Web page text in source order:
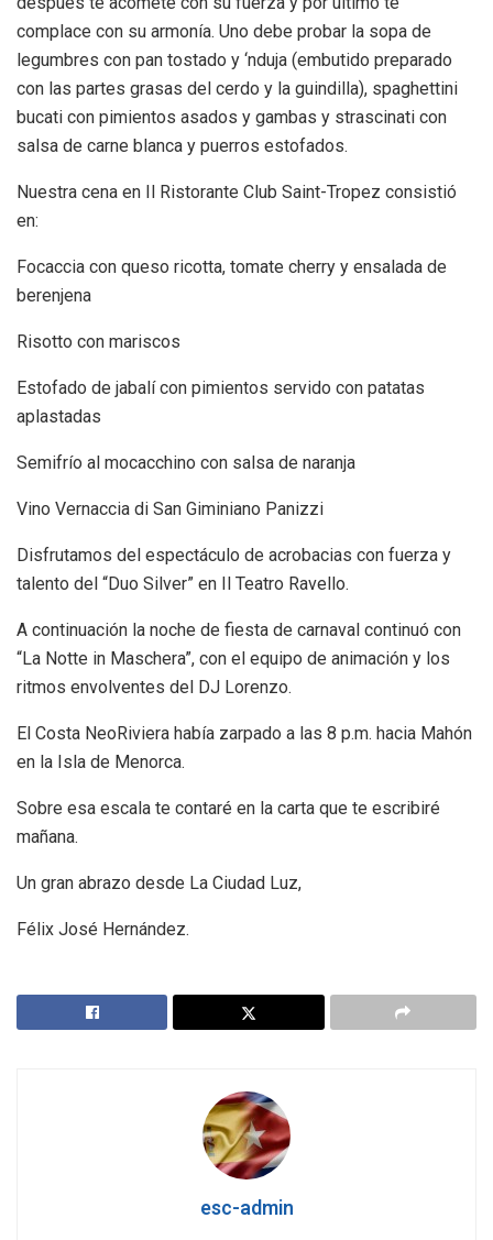
complace con su armonía. Uno debe probar la sopa de
legumbres con pan tostado y ‘nduja (embutido preparado
con las partes grasas del cerdo y la guindilla), spaghettini
bucati con pimientos asados y gambas y strascinati con
salsa de carne blanca y puerros estofados.
Nuestra cena en Il Ristorante Club Saint-Tropez consistió
en:
Focaccia con queso ricotta, tomate cherry y ensalada de
berenjena
Risotto con mariscos
Estofado de jabalí con pimientos servido con patatas
aplastadas
Semifrío al mocacchino con salsa de naranja
Vino Vernaccia di San Giminiano Panizzi
Disfrutamos del espectáculo de acrobacias con fuerza y
talento del “Duo Silver” en Il Teatro Ravello.
A continuación la noche de fiesta de carnaval continuó con
“La Notte in Maschera”, con el equipo de animación y los
ritmos envolventes del DJ Lorenzo.
El Costa NeoRiviera había zarpado a las 8 p.m. hacia Mahón
en la Isla de Menorca.
Sobre esa escala te contaré en la carta que te escribiré
mañana.
Un gran abrazo desde La Ciudad Luz,
Félix José Hernández.
esc-admin